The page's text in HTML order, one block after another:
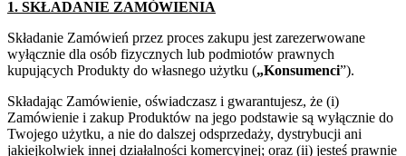
1. SKŁADANIE ZAMÓWIENIA
Składanie Zamówień przez proces zakupu jest zarezerwowane
wyłącznie dla osób fizycznych lub podmiotów prawnych
kupujących Produkty do własnego użytku („Konsumenci”).
Składając Zamówienie, oświadczasz i gwarantujesz, że (i)
Zamówienie i zakup Produktów na jego podstawie są wyłącznie do
Twojego użytku, a nie do dalszej odsprzedaży, dystrybucji ani
jakiejkolwiek innej działalności komercyjnej; oraz (ii) jesteś prawnie